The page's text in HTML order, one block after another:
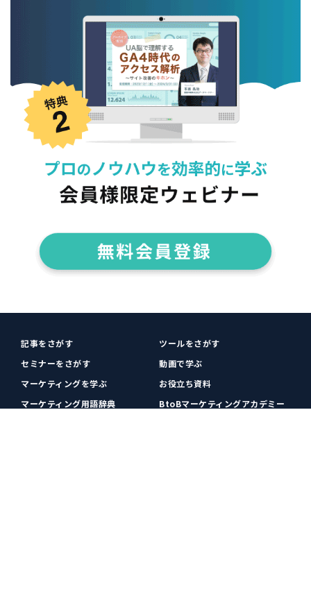
記事をさがす
ツールをさがす
セミナーをさがす
動画で学ぶ
マーケティングを学ぶ
お役立ち資料
マーケティング用語辞典
BtoBマーケティングアカデミー